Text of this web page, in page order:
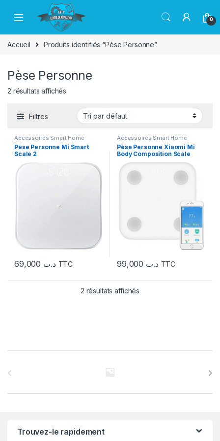
Passer à la navigation
Aller au contenu
0
Accueil Produits identifiés “Pèse Personne”
Pèse Personne
2 résultats affichés
Filtres
Accessoires Smart Home
Pèse Personne Mi Smart
Scale 2
د.ت TTC
Accessoires Smart Home
Pèse Personne Xiaomi Mi
Body Composition Scale
د.ت TTC
2 résultats affichés
Trouvez-le rapidement